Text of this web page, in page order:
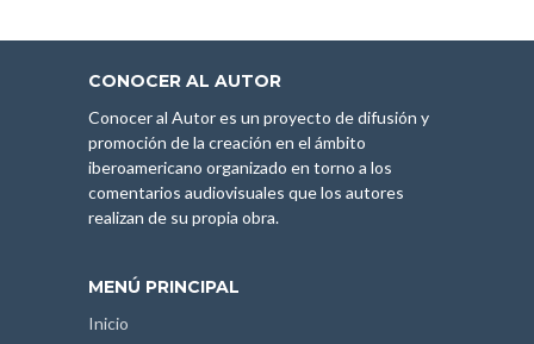
CONOCER AL AUTOR
Conocer al Autor es un proyecto de difusión y
promoción de la creación en el ámbito
iberoamericano organizado en torno a los
comentarios audiovisuales que los autores
realizan de su propia obra.
MENÚ PRINCIPAL
Inicio